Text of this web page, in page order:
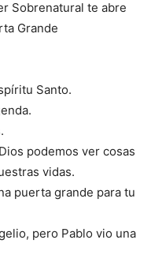
Sobrenatural te abre
Grande
Santo.
podemos ver cosas
vidas.
puerta grande para tu
pero Pablo vio una